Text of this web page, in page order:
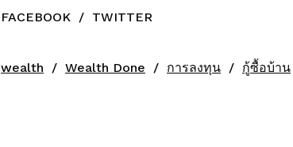
FACEBOOK / TWITTER
wealth Wealth Done การลงทุน กู้ซื้อบ้าน